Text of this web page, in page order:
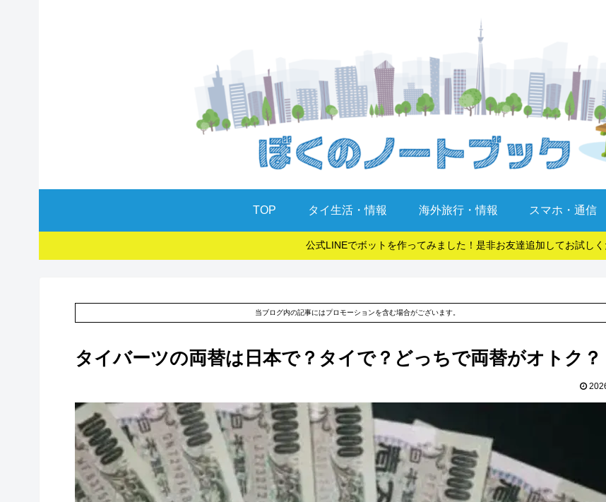
TOP タイ生活・情報 海外旅行・情報 スマホ・通信
公式LINEでボットを作ってみました！是非お友達追加してお試しく
当ブログ内の記事にはプロモーションを含む場合がございます。
タイバーツの両替は日本で？タイで？どっちで両替がオトク？